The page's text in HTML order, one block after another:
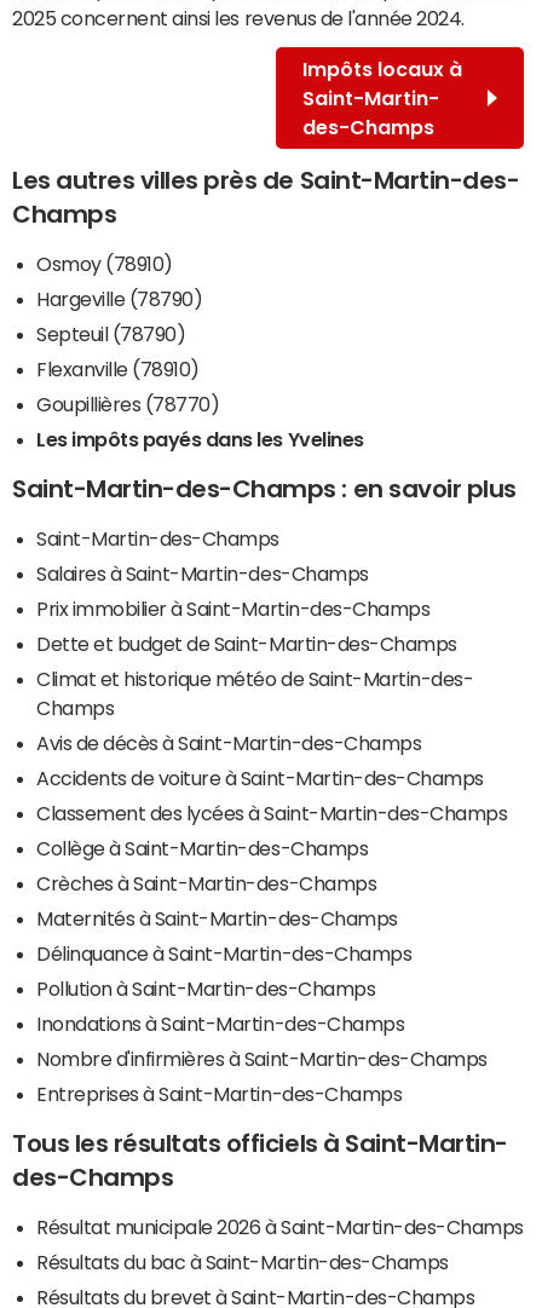
2025 concernent ainsi les revenus de l'année 2024.
Impôts locaux à
Saint-Martin-
des-Champs
Les autres villes près de Saint-Martin-des-
Champs
Osmoy (78910)
Hargeville (78790)
Septeuil (78790)
Flexanville (78910)
Goupillières (78770)
Les impôts payés dans les Yvelines
Saint-Martin-des-Champs : en savoir plus
Saint-Martin-des-Champs
Salaires à Saint-Martin-des-Champs
Prix immobilier à Saint-Martin-des-Champs
Dette et budget de Saint-Martin-des-Champs
Climat et historique météo de Saint-Martin-des-
Champs
Avis de décès à Saint-Martin-des-Champs
Accidents de voiture à Saint-Martin-des-Champs
Classement des lycées à Saint-Martin-des-Champs
Collège à Saint-Martin-des-Champs
Crèches à Saint-Martin-des-Champs
Maternités à Saint-Martin-des-Champs
Délinquance à Saint-Martin-des-Champs
Pollution à Saint-Martin-des-Champs
Inondations à Saint-Martin-des-Champs
Nombre d'infirmières à Saint-Martin-des-Champs
Entreprises à Saint-Martin-des-Champs
Tous les résultats officiels à Saint-Martin-
des-Champs
Résultat municipale 2026 à Saint-Martin-des-Champs
Résultats du bac à Saint-Martin-des-Champs
Résultats du brevet à Saint-Martin-des-Champs